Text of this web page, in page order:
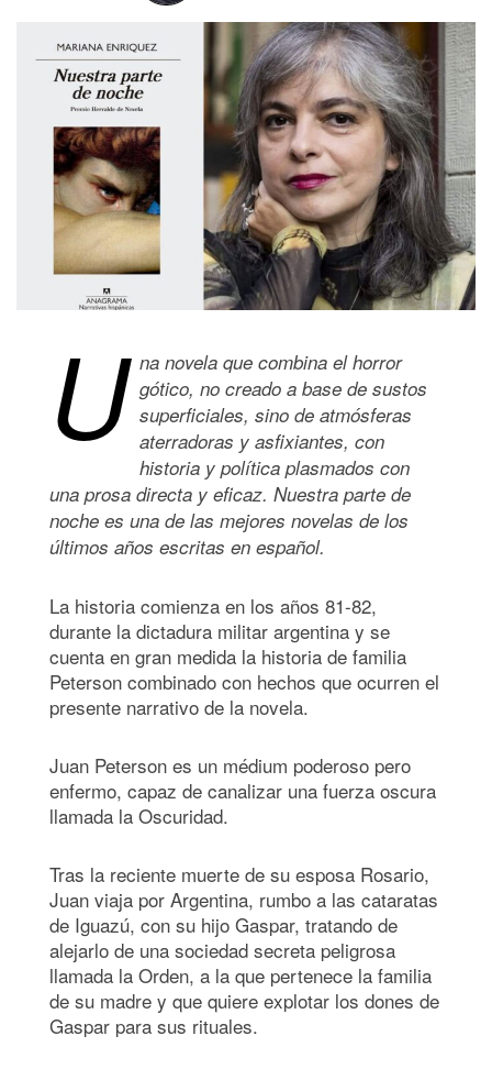
U na novela que combina el horror
gótico, no creado a base de sustos
superficiales, sino de atmósferas
aterradoras y asfixiantes, con
historia y política plasmados con
una prosa directa y eficaz. Nuestra parte de
noche es una de las mejores novelas de los
últimos años escritas en español.
La historia comienza en los años 81-82,
durante la dictadura militar argentina y se
cuenta en gran medida la historia de familia
Peterson combinado con hechos que ocurren el
presente narrativo de la novela.
Juan Peterson es un médium poderoso pero
enfermo, capaz de canalizar una fuerza oscura
llamada la Oscuridad.
Tras la reciente muerte de su esposa Rosario,
Juan viaja por Argentina, rumbo a las cataratas
de Iguazú, con su hijo Gaspar, tratando de
alejarlo de una sociedad secreta peligrosa
llamada la Orden, a la que pertenece la familia
de su madre y que quiere explotar los dones de
Gaspar para sus rituales.